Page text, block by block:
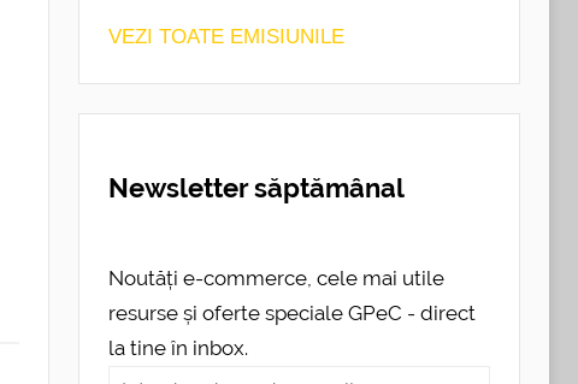
VEZI TOATE EMISIUNILE
Newsletter săptămânal
Noutăți e-commerce, cele mai utile
resurse și oferte speciale GPeC - direct
la tine în inbox.